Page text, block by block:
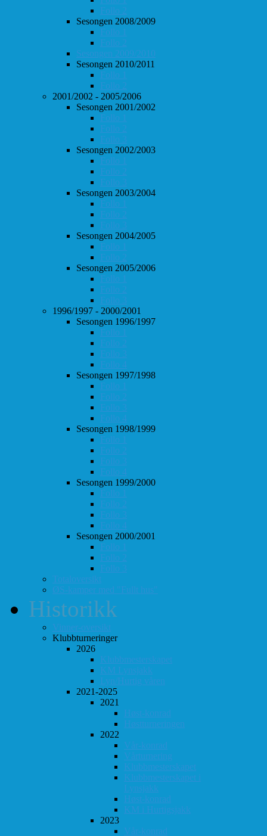
Follo 2
Sesongen 2008/2009
Follo 1
Follo 2
Sesongen 2009/2010
Sesongen 2010/2011
Follo 1
Follo 2
2001/2002 - 2005/2006
Sesongen 2001/2002
Follo 1
Follo 2
Follo 3
Sesongen 2002/2003
Follo 1
Follo 2
Follo 3
Sesongen 2003/2004
Follo 1
Follo 2
Follo 3
Sesongen 2004/2005
Follo 1
Follo 2
Sesongen 2005/2006
Follo 1
Follo 2
Follo 3
1996/1997 - 2000/2001
Sesongen 1996/1997
Follo 1
Follo 2
Follo 3
Follo 4
Sesongen 1997/1998
Follo 1
Follo 2
Follo 3
Follo 4
Sesongen 1998/1999
Follo 1
Follo 2
Follo 3
Follo 4
Sesongen 1999/2000
Follo 1
Follo 2
Follo 3
Follo 4
Sesongen 2000/2001
Follo 1
Follo 2
Follo 3
Totaloversikt
ØS-kamper med "Fullt hus"
Historikk
Vinner-oversikt
Klubbturneringer
2026
Klubbmesterskapet
KM Lynsjakk
Lyn/Hurtig våren
2021-2025
2021
Høst-konrad
Høstturneringen
2022
Vår-konrad
Vårturnering
Klubbmesterskapet
Klubbmesterskapet i
Lynsjakk
Høst-konrad
KM i Hurtigsjakk
2023
Vår-konrad